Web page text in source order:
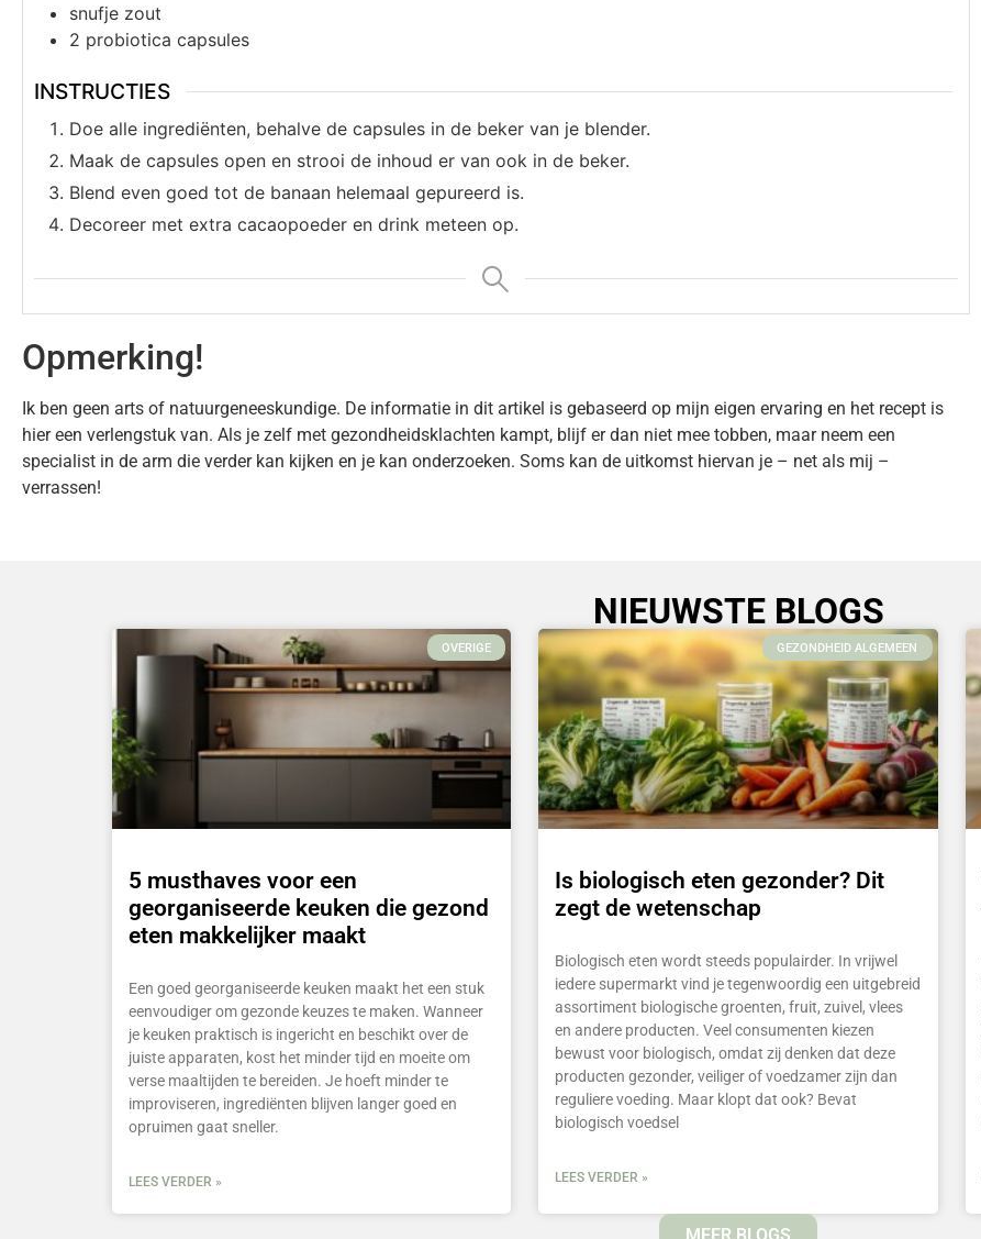
snufje zout
2 probiotica capsules
INSTRUCTIES
Doe alle ingrediënten, behalve de capsules in de beker van je blender.
Maak de capsules open en strooi de inhoud er van ook in de beker.
Blend even goed tot de banaan helemaal gepureerd is.
Decoreer met extra cacaopoeder en drink meteen op.
Opmerking!
Ik ben geen arts of natuurgeneeskundige. De informatie in dit artikel is gebaseerd op mijn eigen ervaring en het recept is
hier een verlengstuk van. Als je zelf met gezondheidsklachten kampt, blijf er dan niet mee tobben, maar neem een
specialist in de arm die verder kan kijken en je kan onderzoeken. Soms kan de uitkomst hiervan je – net als mij –
verrassen!
NIEUWSTE BLOGS
OVERIGE
5 musthaves voor een
georganiseerde keuken die gezond
eten makkelijker maakt
Een goed georganiseerde keuken maakt het een stuk
eenvoudiger om gezonde keuzes te maken. Wanneer
je keuken praktisch is ingericht en beschikt over de
juiste apparaten, kost het minder tijd en moeite om
verse maaltijden te bereiden. Je hoeft minder te
improviseren, ingrediënten blijven langer goed en
opruimen gaat sneller.
LEES VERDER »
GEZONDHEID ALGEMEEN
Is biologisch eten gezonder? Dit
zegt de wetenschap
Biologisch eten wordt steeds populairder. In vrijwel
iedere supermarkt vind je tegenwoordig een uitgebreid
assortiment biologische groenten, fruit, zuivel, vlees
en andere producten. Veel consumenten kiezen
bewust voor biologisch, omdat zij denken dat deze
producten gezonder, veiliger of voedzamer zijn dan
reguliere voeding. Maar klopt dat ook? Bevat
biologisch voedsel
LEES VERDER »